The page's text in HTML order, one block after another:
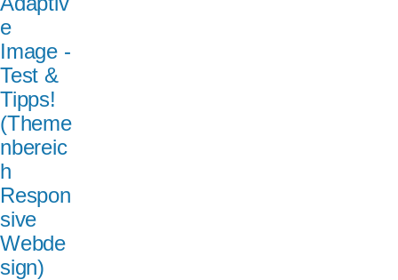
e
Image -
Test &
Tipps!
(Theme
nbereic
h
Respon
sive
Webde
sign)